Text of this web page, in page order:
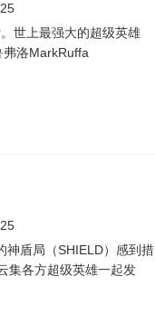
世上最强大的超级英雄
洛MarkRuffa
神盾局（SHIELD）感到措
集各方超级英雄一起发